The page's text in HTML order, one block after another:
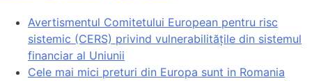
Avertismentul Comitetului European pentru risc
sistemic (CERS) privind vulnerabilitățile din sistemul
financiar al Uniunii
Cele mai mici preturi din Europa sunt in Romania